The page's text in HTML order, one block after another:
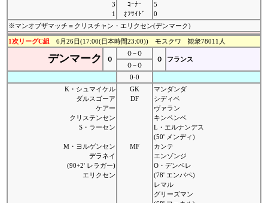
3
1
ｺｰﾅｰ
ｵﾌｻｲﾄﾞ
5
0
※マンオブザマッチ＝クリスチャン・エリクセン(デンマーク)
1次リーグC組 6月26日(17:00(日本時間23:00)) モスクワ 観衆78011人
デンマーク ０
０−０
０
フランス
０−０
0-0
K・シュマイケル
ダルスゴーア
ケアー
クリステンセン
S・ラーセン
M・ヨルゲンセン
デラネイ
(90+2' レラガー)
エリクセン
GK
DF
MF
マンダンダ
シディベ
ヴァラン
キンペンベ
L・エルナンデス
(50' メンディ)
カンテ
エンゾンジ
O・デンベレ
(78' エンバペ)
レマル
グリーズマン